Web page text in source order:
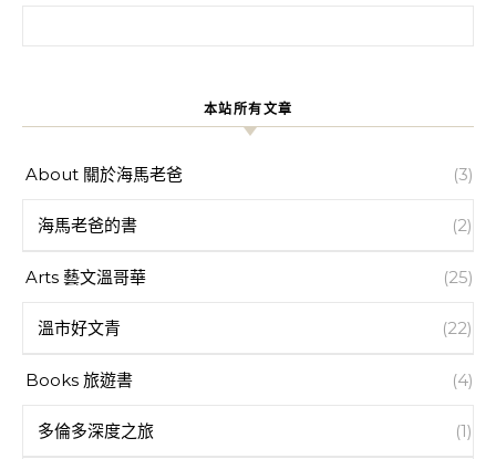
本站所有文章
About 關於海馬老爸 (3)
海馬老爸的書 (2)
Arts 藝文溫哥華 (25)
溫市好文青 (22)
Books 旅遊書 (4)
多倫多深度之旅 (1)